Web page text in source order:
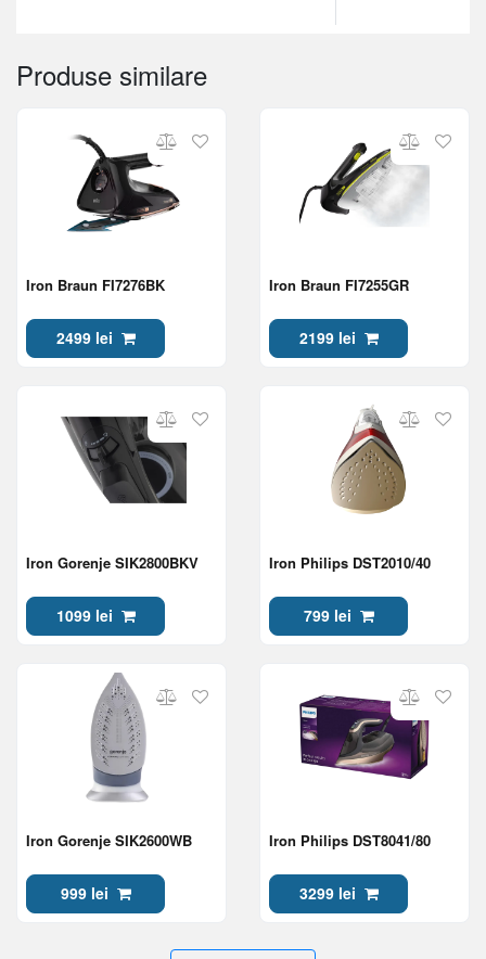
Produse similare
Iron Braun FI7276BK
2499 lei
Iron Braun FI7255GR
2199 lei
Iron Gorenje SIK2800BKV
1099 lei
Iron Philips DST2010/40
799 lei
Iron Gorenje SIK2600WB
999 lei
Iron Philips DST8041/80
3299 lei